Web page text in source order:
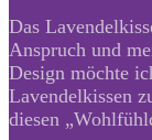
Das
Anspruch und
Design möchte
Lavendelkissen
diesen